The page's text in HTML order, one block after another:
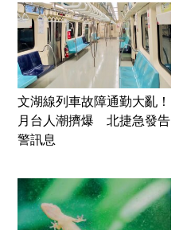
文湖線列車故障通勤大亂！
月台人潮擠爆 北捷急發告
警訊息